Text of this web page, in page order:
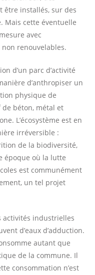
être installés, sur des
Mais cette éventuelle
avec
non renouvelables.
d’un parc d’activité
d’anthropiser un
physique de
de béton, métal et
L’écosystème est en
irréversible :
de la biodiversité,
époque où la lutte
est communément
un tel projet
activités industrielles
d’eaux d’adduction.
autant que
de la commune. Il
consommation n’est